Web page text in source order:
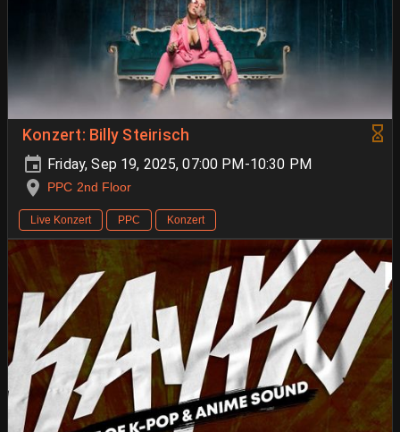
Konzert: Billy Steirisch
Friday, Sep 19, 2025, 07:00 PM-10:30 PM
PPC 2nd Floor
Live Konzert PPC Konzert